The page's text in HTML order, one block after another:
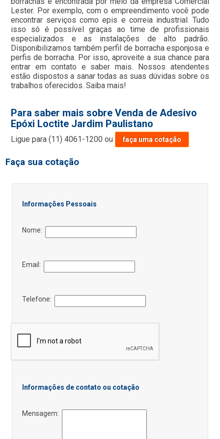
Lester. Por exemplo, com o empreendimento você pode
encontrar serviços como epis e correia industrial. Tudo
isso só é possível graças ao time de profissionais
especializados e as instalações de alto padrão.
Disponibilizamos também perfil de borracha esponjosa e
perfis de borracha. Por isso, aproveite a sua chance para
entrar em contato e saber mais. Nossos atendentes
estão dispostos a sanar todas as suas dúvidas sobre os
trabalhos oferecidos. Saiba mais!
Para saber mais sobre Venda de Adesivo
Epóxi Loctite Jardim Paulistano
Ligue para(11) 4061-1200 ou faça uma cotação
Faça sua cotação
Informações Pessoais
Nome:
Email:
Telefone:
Informações de contato ou cotação
Mensagem: